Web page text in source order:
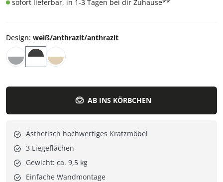
sofort lieferbar, in 1-3 Tagen bei dir Zuhause**
Design: weiß/anthrazit/anthrazit
AB INS KÖRBCHEN
Ästhetisch hochwertiges Kratzmöbel
3 Liegeflächen
Gewicht: ca. 9,5 kg
Einfache Wandmontage